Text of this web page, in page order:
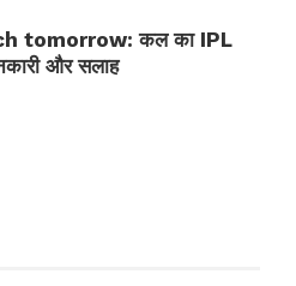
tomorrow: कल का IPL
और सलाह